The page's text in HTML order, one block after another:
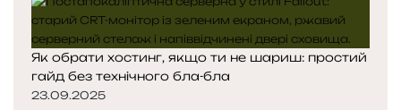
Як обрати хостинг, якщо ти не шариш: простий
гайд без технічного бла-бла
23.09.2025